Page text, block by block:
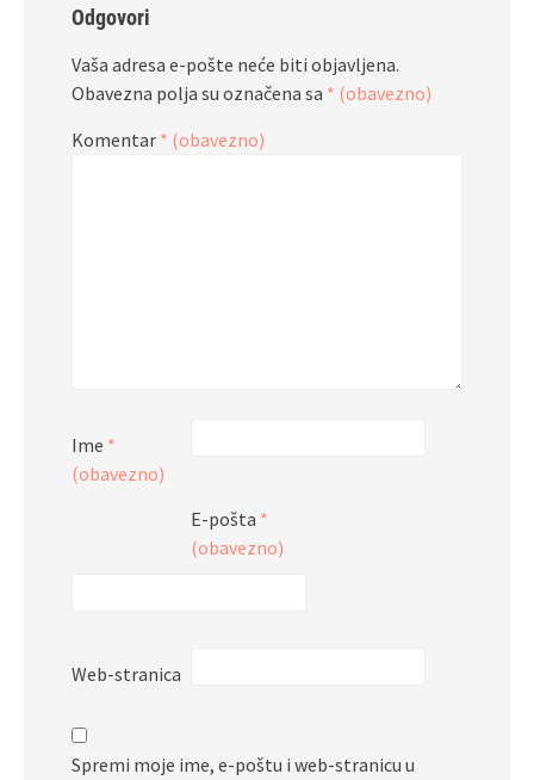
Odgovori
Vaša adresa e-pošte neće biti objavljena.
Obavezna polja su označena sa * (obavezno)
Komentar * (obavezno)
Ime *
(obavezno)
E-pošta *
(obavezno)
Web-stranica
Spremi moje ime, e-poštu i web-stranicu u